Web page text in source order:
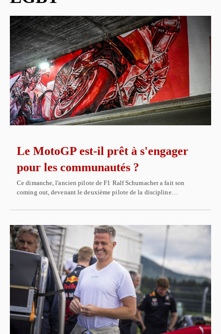
Le MotoGP est-il prêt à s'engager
pour les communautés ?
Ce dimanche, l'ancien pilote de F1 Ralf Schumacher a fait son
coming out, devenant le deuxième pilote de la discipline…